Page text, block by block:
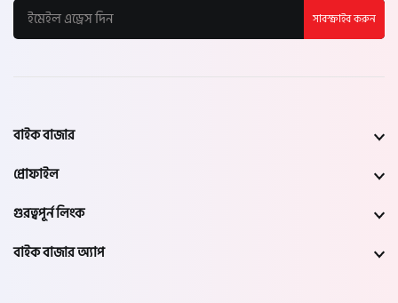
সাবস্ক্রাইব করুন
বাইক বাজার
প্রোফাইল
গুরত্বপূর্ন লিংক
বাইক বাজার অ্যাপ